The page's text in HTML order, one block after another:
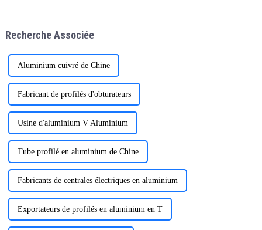
apporté un confort de vie
Recherche Associée
Aluminium cuivré de Chine
Fabricant de profilés d'obturateurs
Usine d'aluminium V Aluminium
Tube profilé en aluminium de Chine
Fabricants de centrales électriques en aluminium
Exportateurs de profilés en aluminium en T